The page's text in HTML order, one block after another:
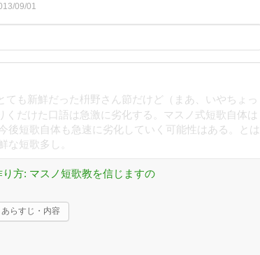
09/01
ても新鮮だった枡野さん節だけど（まあ、いやちょっ
くだけた口語は急激に劣化する。マスノ式短歌自体は
後短歌自体も急速に劣化していく可能性はある。とは
な短歌多し。
方: マスノ短歌教を信じますの
あらすじ・内容